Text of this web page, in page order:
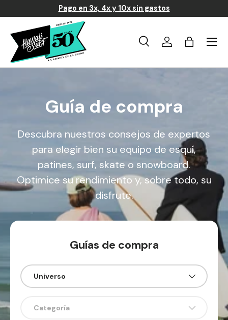
Ir al contenido
Pago en 3x, 4x y 10x sin gastos
BúsquedaIniciar sesión
Carrito
Menú
Guía de compra
Descubra nuestros consejos de expertos
para elegir bien su equipo de esquí,
patines, surf, skate o snowboard.
Optimice su rendimiento y, sobre todo, su
disfrute.
Guías de compra
Universo
Categoría